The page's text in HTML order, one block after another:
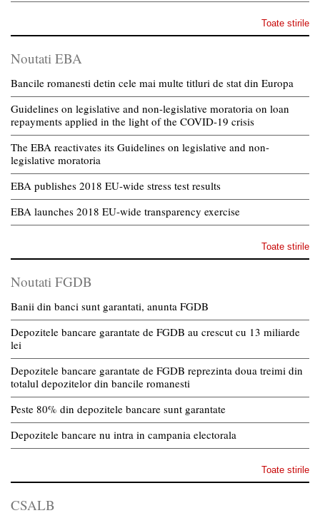
Toate stirile
Noutati EBA
Bancile romanesti detin cele mai multe titluri de stat din Europa
Guidelines on legislative and non-legislative moratoria on loan
repayments applied in the light of the COVID-19 crisis
The EBA reactivates its Guidelines on legislative and non-
legislative moratoria
EBA publishes 2018 EU-wide stress test results
EBA launches 2018 EU-wide transparency exercise
Toate stirile
Noutati FGDB
Banii din banci sunt garantati, anunta FGDB
Depozitele bancare garantate de FGDB au crescut cu 13 miliarde
lei
Depozitele bancare garantate de FGDB reprezinta doua treimi din
totalul depozitelor din bancile romanesti
Peste 80% din depozitele bancare sunt garantate
Depozitele bancare nu intra in campania electorala
Toate stirile
CSALB